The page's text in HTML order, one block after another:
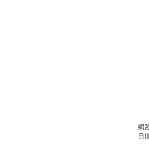
網
日